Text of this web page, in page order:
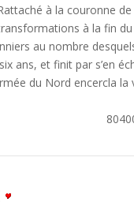
à la couronne de
à la fin
au nombre
ans, et finit par s’en
du Nord encercla